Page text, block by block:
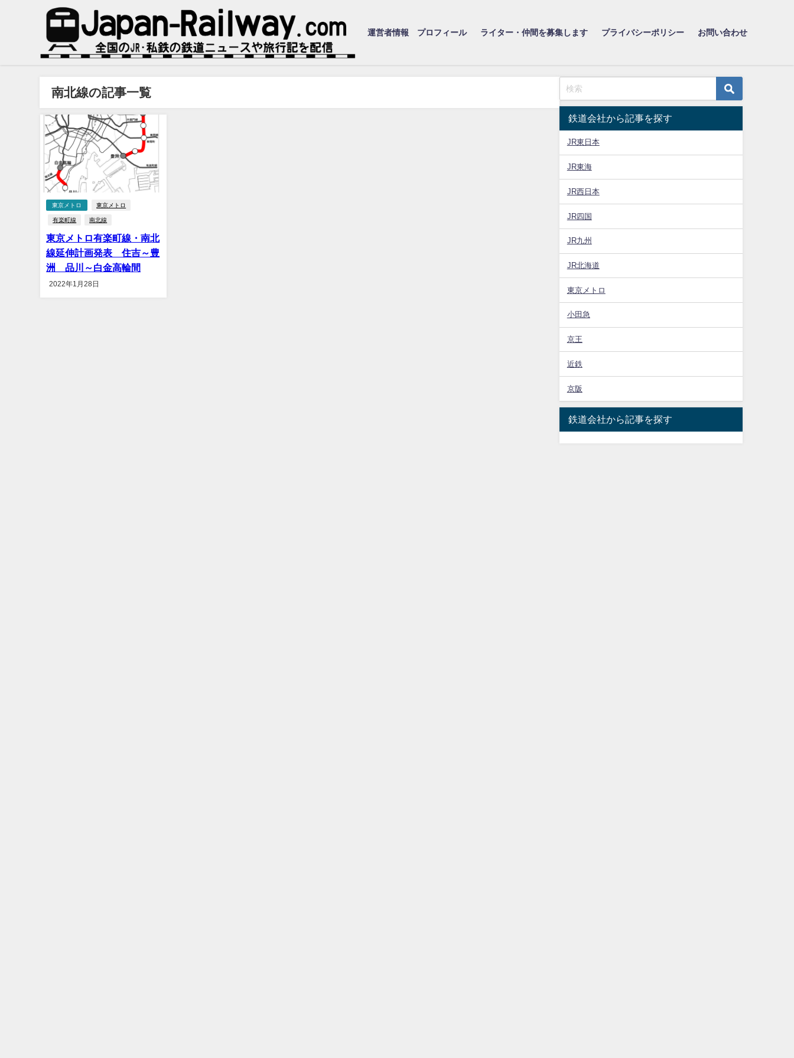
運営者情報 プロフィール ライター・仲間を募集します プライバシーポリシー お問い合わせ
南北線の記事一覧
東京メトロ 東京メトロ
有楽町線 南北線
東京メトロ有楽町線・南北
線延伸計画発表 住吉～豊
洲 品川～白金高輪間
2022年1月28日
鉄道会社から記事を探す
JR東日本
JR東海
JR西日本
JR四国
JR九州
JR北海道
東京メトロ
小田急
京王
近鉄
京阪
鉄道会社から記事を探す